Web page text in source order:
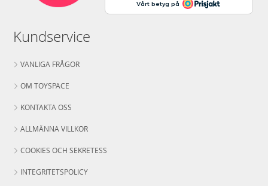
Kundservice
VANLIGA FRÅGOR
OM TOYSPACE
KONTAKTA OSS
ALLMÄNNA VILLKOR
COOKIES OCH SEKRETESS
INTEGRITETSPOLICY